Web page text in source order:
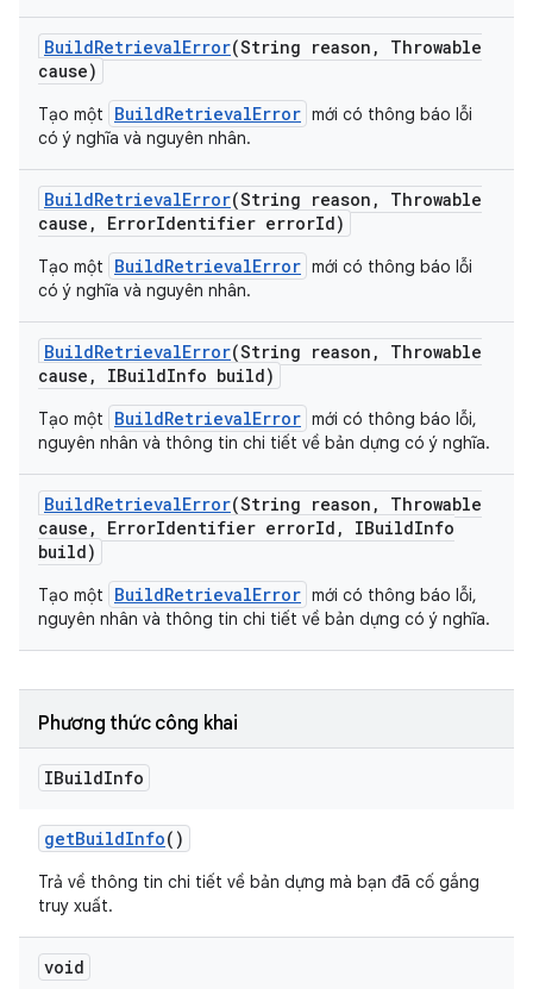
BuildRetrievalError(String reason ,
Throwable
cause)
Tạo một BuildRetrievalError mới có thông báo lỗi
có ý nghĩa và nguyên nhân.
BuildRetrievalError(String reason ,
Throwable
cause , ErrorIdentifier errorId)
Tạo một BuildRetrievalError mới có thông báo lỗi
có ý nghĩa và nguyên nhân.
BuildRetrievalError(String reason ,
Throwable
cause , IBuildInfo build)
Tạo một BuildRetrievalError mới có thông báo lỗi,
nguyên nhân và thông tin chi tiết về bản dựng có ý nghĩa.
BuildRetrievalError(String reason ,
Throwable
cause , ErrorIdentifier errorId , IBuildInfo
build)
Tạo một BuildRetrievalError mới có thông báo lỗi,
nguyên nhân và thông tin chi tiết về bản dựng có ý nghĩa.
Phương thức công khai
IBuildInfo
getBuildInfo()
Trả về thông tin chi tiết về bản dựng mà bạn đã cố gắng
truy xuất.
void